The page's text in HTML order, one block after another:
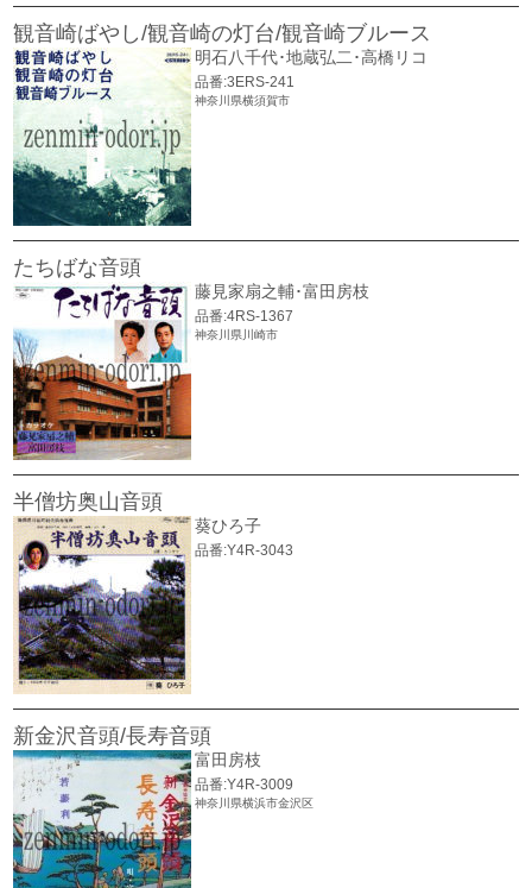
観音崎ばやし/観音崎の灯台/観音崎ブルース
明石八千代･地蔵弘二･高橋リコ
品番:3ERS-241
神奈川県横須賀市
たちばな音頭
藤見家扇之輔･富田房枝
品番:4RS-1367
神奈川県川崎市
半僧坊奥山音頭
葵ひろ子
品番:Y4R-3043
新金沢音頭/長寿音頭
富田房枝
品番:Y4R-3009
神奈川県横浜市金沢区